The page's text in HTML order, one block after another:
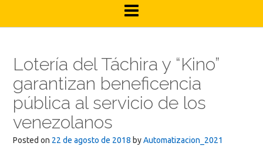
Lotería del Táchira y “Kino”
garantizan beneficencia
pública al servicio de los
venezolanos
Posted on 22 de agosto de 2018 byAutomatizacion_2021